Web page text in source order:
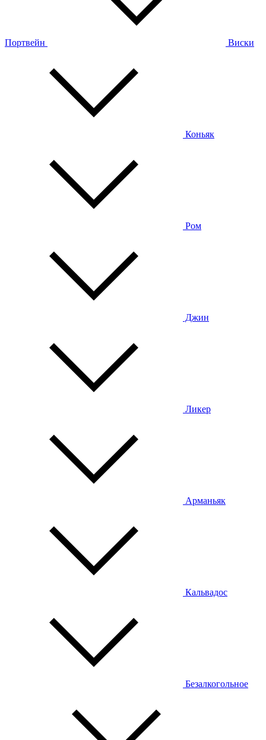
Портвейн Виски
Коньяк
Ром
Джин
Ликер
Арманьяк
Кальвадос
Безалкогольное